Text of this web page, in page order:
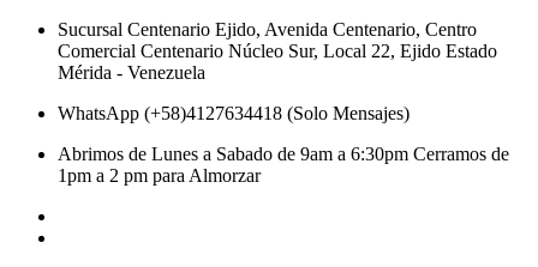
Sucursal Centenario Ejido, Avenida Centenario, Centro
Comercial Centenario Núcleo Sur, Local 22, Ejido Estado
Mérida - Venezuela
WhatsApp (+58)4127634418 (Solo Mensajes)
Abrimos de Lunes a Sabado de 9am a 6:30pm Cerramos de
1pm a 2 pm para Almorzar